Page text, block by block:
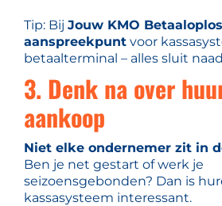
Tip: Bij Jouw KMO
aanspreekpunt voor
betaalterminal – alles sluit
3. Denk na over
aankoop
Niet elke ondernemer zit in
Ben je net gestart of werk je
seizoensgebonden? Dan is
kassasysteem interessant.